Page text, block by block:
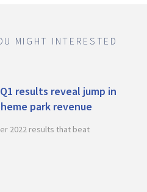
MIGHT INTERESTED
results reveal jump in
park revenue
2022 results that beat